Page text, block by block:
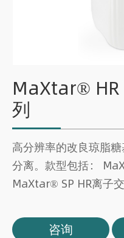
MaXtar® HR
列
高分辨率的改良琼脂
分离。款型包括：
MaXtar® SP HR离子交
咨询